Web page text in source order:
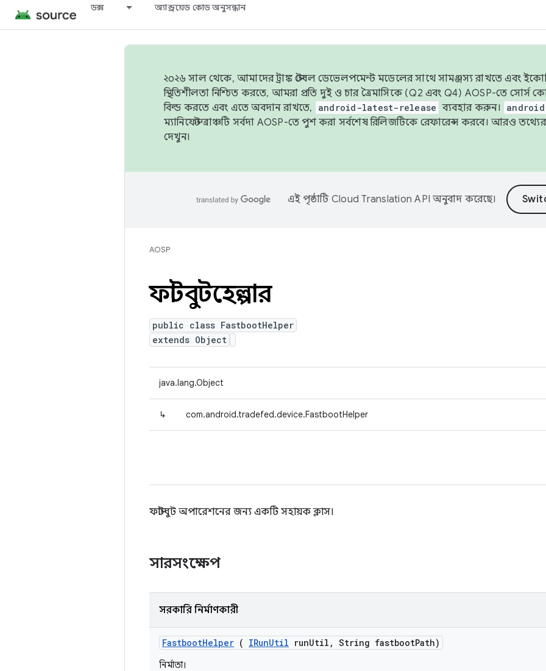
ডক্স অ্যান্ড্রয়েড কোড অনুসন্ধান
২০২৬ সাল থেকে, আমাদের ট্রাঙ্ক স্টেবল ডেভেলপমেন্ট মডেলের সাথে সামঞ্জস্য রাখতে এবং
স্থিতিশীলতা নিশ্চিত করতে, আমরা প্রতি দুই ও চার ত্রৈমাসিকে (Q2 এবং Q4) AOSP-তে সোর্স
বিল্ড করতে এবং এতে অবদান রাখতে,
android-latest-release ব্যবহার করুন।
ম্যানিফেস্ট ব্রাঞ্চটি সর্বদা AOSP-তে পুশ করা সর্বশেষ রিলিজটিকে রেফারেন্স করবে। আরও
দেখুন।
এই পৃষ্ঠাটি Cloud Translation API অনুবাদ করেছে।
AOSP
ফাস্টবুটহেল্পার
public class FastbootHelper
extends Object
java.lang.Object
↳ com.android.tradefed.device.FastbootHelper
ফাস্টবুট অপারেশনের জন্য একটি সহায়ক ক্লাস।
সারসংক্ষেপ
সরকারি নির্মাণকারী
FastbootHelper ( IRunUtil runUtil , String fastbootPath)
নির্মাতা।